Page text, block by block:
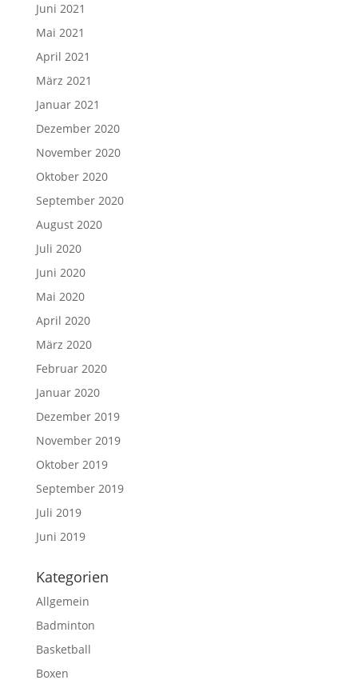
Juni 2021
Mai 2021
April 2021
März 2021
Januar 2021
Dezember 2020
November 2020
Oktober 2020
September 2020
August 2020
Juli 2020
Juni 2020
Mai 2020
April 2020
März 2020
Februar 2020
Januar 2020
Dezember 2019
November 2019
Oktober 2019
September 2019
Juli 2019
Juni 2019
Kategorien
Allgemein
Badminton
Basketball
Boxen